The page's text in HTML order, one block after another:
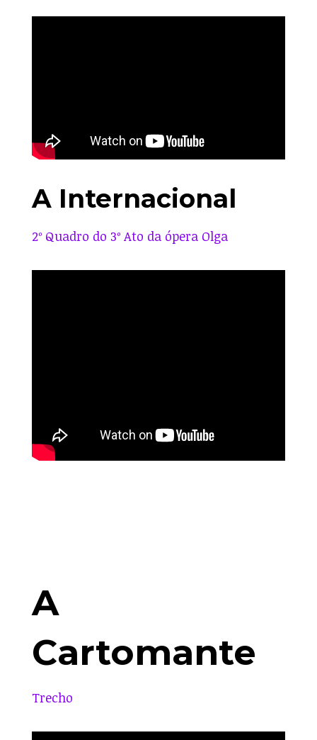
A Internacional
2º Quadro do 3º Ato da ópera Olga
A
Cartomante
Trecho